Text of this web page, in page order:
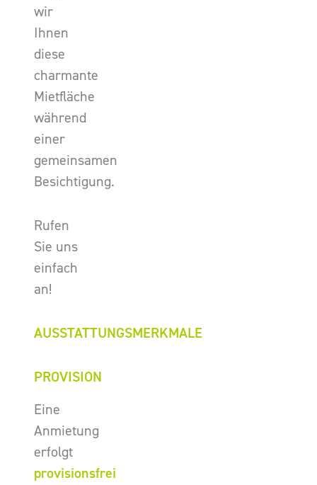
wir
Ihnen
diese
charmante
Mietfläche
während
einer
gemeinsamen
Besichtigung.
Rufen
Sie uns
einfach
an!
AUSSTATTUNGSMERKMALE
PROVISION
Eine
Anmietung
erfolgt
provisionsfrei